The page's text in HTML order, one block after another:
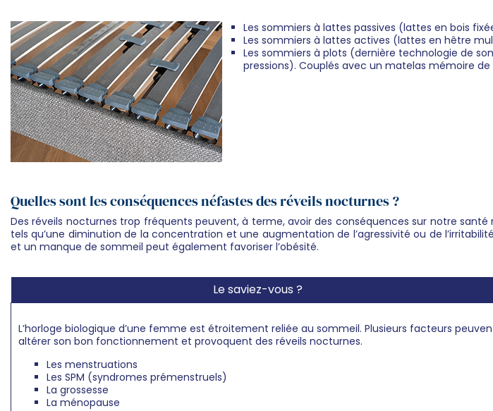
Les sommiers à lattes passives (lattes en bois
Les sommiers à lattes actives (lattes en hêtre
Les sommiers à plots (dernière technologie de
pressions). Couplés avec un matelas mémoire
Quelles sont les conséquences néfastes des réveils nocturnes ?
Des réveils nocturnes trop fréquents peuvent, à terme, avoir des conséquences sur notre
tels qu’une diminution de la concentration et une augmentation de l’agressivité ou de
et un manque de sommeil peut également favoriser l’obésité.
Le saviez-vous ?
L’horloge biologique d’une femme est étroitement reliée au sommeil. Plusieurs facteurs
altérer son bon fonctionnement et provoquent des réveils nocturnes.
Les menstruations
Les SPM (syndromes prémenstruels)
La grossesse
La ménopause